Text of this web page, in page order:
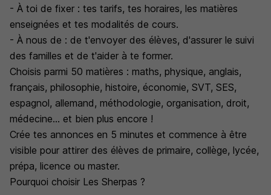
- À toi de fixer : tes tarifs, tes horaires, les matières
enseignées et tes modalités de cours.
- À nous de : de t'envoyer des élèves, d'assurer le suivi
des familles et de t'aider à te former.
Choisis parmi 50 matières : maths, physique, anglais,
français, philosophie, histoire, économie, SVT, SES,
espagnol, allemand, méthodologie, organisation, droit,
médecine... et bien plus encore !
Crée tes annonces en 5 minutes et commence à être
visible pour attirer des élèves de primaire, collège, lycée,
prépa, licence ou master.
Pourquoi choisir Les Sherpas ?